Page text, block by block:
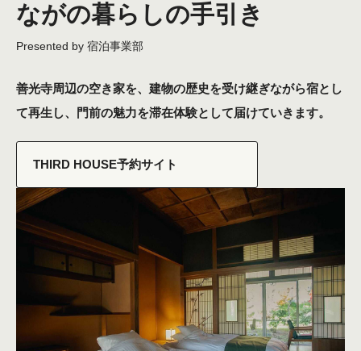
ながの暮らしの手引き
善光寺周辺の空き家を、建物の歴史を受け継ぎながら宿とし
て再生し、門前の魅力を滞在体験として届けていきます。
THIRD HOUSE予約サイト